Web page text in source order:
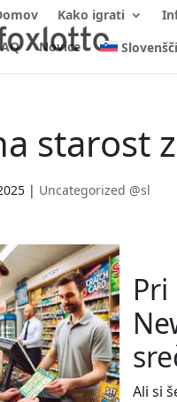
Kako igrati
Novice
starost
| Uncategorized @sl
Ali si